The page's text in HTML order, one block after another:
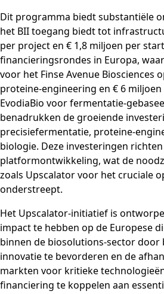
Dit programma biedt substantiële
het BII toegang biedt tot
per project en € 1,8 miljoen per
financieringsrondes in Europa,
voor het Finse Avenue Biosciences
proteine-engineering en € 6
EvodiaBio voor fermentatie-
benadrukken de groeiende
precisiefermentatie, proteine-
biologie. Deze investeringen
platformontwikkeling, wat de
zoals Upscalator voor het cruciale
onderstreept.
Het Upscalator-initiatief is
impact te hebben op de Europese
binnen de biosolutions-sector door
innovatie te bevorderen en de
markten voor kritieke
financiering te koppelen aan